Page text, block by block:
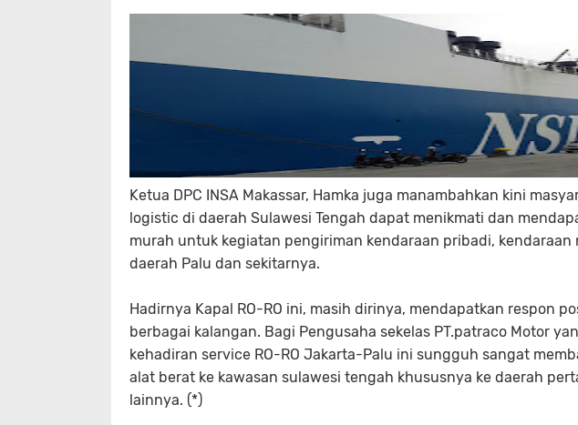
Ketua DPC INSA Makassar, Hamka juga manambahkan kini
logistic di daerah Sulawesi Tengah dapat menikmati dan
murah untuk kegiatan pengiriman kendaraan pribadi, kendaraan
daerah Palu dan sekitarnya.
Hadirnya Kapal RO-RO ini, masih dirinya, mendapatkan respon
berbagai kalangan. Bagi Pengusaha sekelas PT.patraco Motor
kehadiran service RO-RO Jakarta-Palu ini sungguh sangat
alat berat ke kawasan sulawesi tengah khususnya ke daerah
lainnya. (*)